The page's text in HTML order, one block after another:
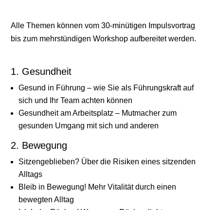
Alle Themen können vom 30-minütigen Impulsvortrag
bis zum mehrstündigen Workshop aufbereitet werden.
1. Gesundheit
Gesund in Führung – wie Sie als Führungskraft auf
sich und Ihr Team achten können
Gesundheit am Arbeitsplatz – Mutmacher zum
gesunden Umgang mit sich und anderen
2. Bewegung
Sitzengeblieben? Über die Risiken eines sitzenden
Alltags
Bleib in Bewegung! Mehr Vitalität durch einen
bewegten Alltag